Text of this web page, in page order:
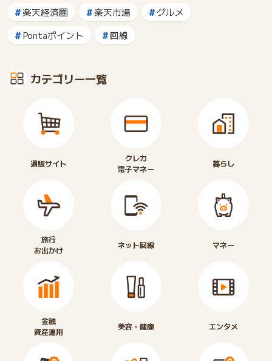
楽天経済圏
楽天市場
グルメ
Pontaポイント
回線
カテゴリー一覧
通販サイト
クレカ
電子マネー
暮らし
旅行
お出かけ
ネット回線 マネー
金融
資産運用
美容・健康 エンタメ